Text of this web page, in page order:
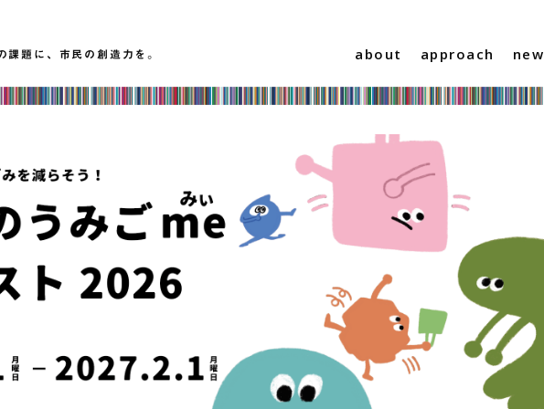
課題に、市民の創造力を。 about approach